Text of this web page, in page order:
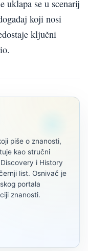
uklapa se u scenarij
koji nosi
ključni
piše o znanosti,
kao stručni
i History
list. Osnivač je
portala
znanosti.